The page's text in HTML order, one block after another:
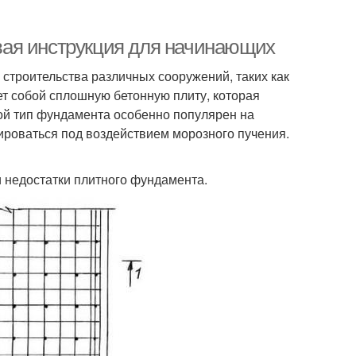
инструкция для начинающих
различных сооружений, таких как
сплошную бетонную плиту, которая
тип фундамента особенно популярен на
под воздействием морозного пучения.
плитного фундамента.